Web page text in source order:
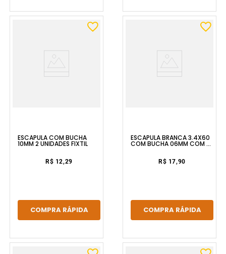
ESCÁPULA COM BUCHA
10MM 2 UNIDADES FIXTIL
R$ 12,29
COMPRA RÁPIDA
ESCÁPULA BRANCA 3.4X60
COM BUCHA 06MM COM 4
R$ 17,90
COMPRA RÁPIDA